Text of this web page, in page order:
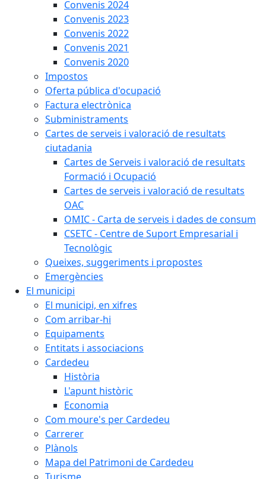
Convenis 2024
Convenis 2023
Convenis 2022
Convenis 2021
Convenis 2020
Impostos
Oferta pública d'ocupació
Factura electrònica
Subministraments
Cartes de serveis i valoració de resultats
ciutadania
Cartes de Serveis i valoració de resultats
Formació i Ocupació
Cartes de serveis i valoració de resultats
OAC
OMIC - Carta de serveis i dades de consum
CSETC - Centre de Suport Empresarial i
Tecnològic
Queixes, suggeriments i propostes
Emergències
El municipi
El municipi, en xifres
Com arribar-hi
Equipaments
Entitats i associacions
Cardedeu
Història
L'apunt històric
Economia
Com moure's per Cardedeu
Carrerer
Plànols
Mapa del Patrimoni de Cardedeu